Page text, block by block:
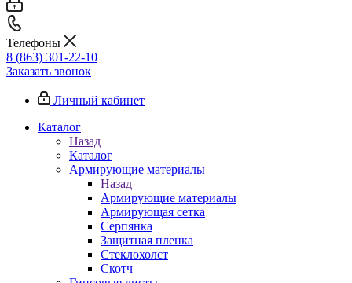
Телефоны
8 (863) 301-22-10
Заказать звонок
Личный кабинет
Каталог
Назад
Каталог
Армирующие материалы
Назад
Армирующие материалы
Армирующая сетка
Серпянка
Защитная пленка
Стеклохолст
Скотч